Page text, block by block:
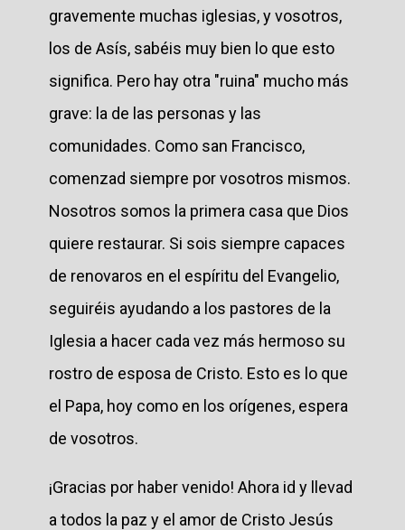
gravemente muchas iglesias, y vosotros,
los de Asís, sabéis muy bien lo que esto
significa. Pero hay otra "ruina" mucho más
grave: la de las personas y las
comunidades. Como san Francisco,
comenzad siempre por vosotros mismos.
Nosotros somos la primera casa que Dios
quiere restaurar. Si sois siempre capaces
de renovaros en el espíritu del Evangelio,
seguiréis ayudando a los pastores de la
Iglesia a hacer cada vez más hermoso su
rostro de esposa de Cristo. Esto es lo que
el Papa, hoy como en los orígenes, espera
de vosotros.
¡Gracias por haber venido! Ahora id y llevad
a todos la paz y el amor de Cristo Jesús